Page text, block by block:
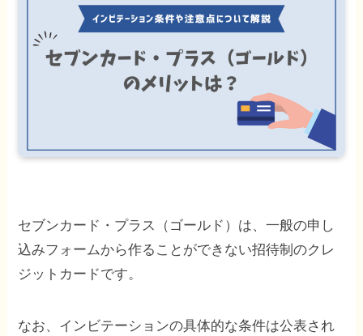
セブンカード・プラス（ゴールド）は、一般の申し
込みフォームから作ることができない招待制のクレ
ジットカードです。
なお、インビテーションの具体的な条件は公表され